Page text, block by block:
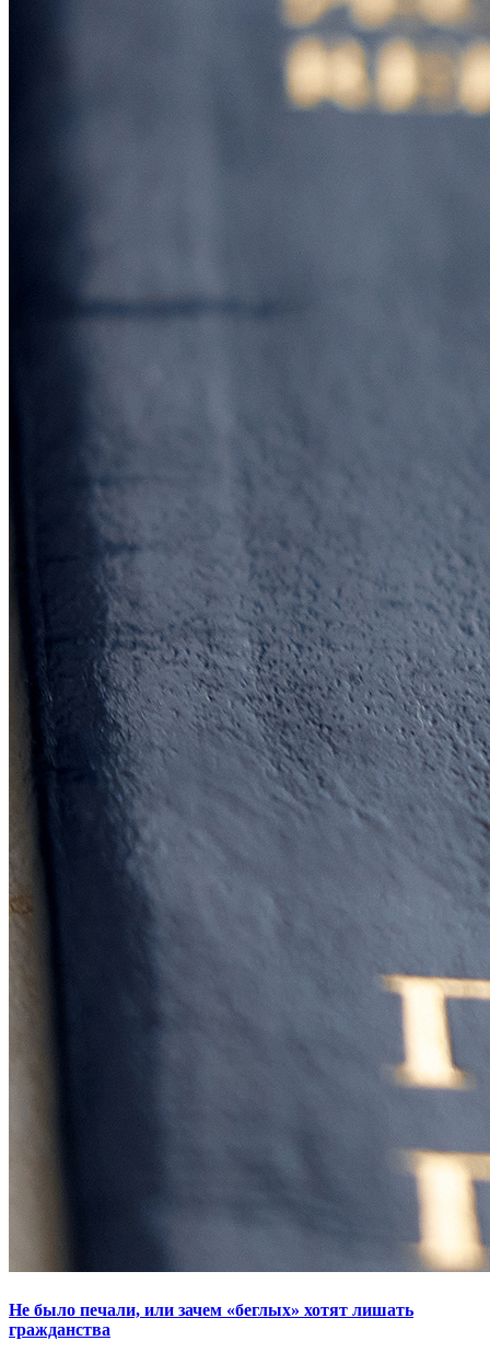
Не было печали, или зачем «беглых» хотят лишать
гражданства